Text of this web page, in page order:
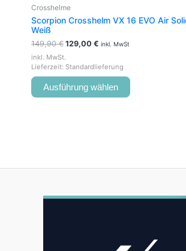
Crosshelme
Scorpion Crosshelm VX 16 EVO Air
Weiß
149,90€ 129,00 € inkl. MwSt
inkl. MwSt.
Lieferzeit: Standardlieferung
Ausführung wählen